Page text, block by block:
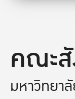
คณะ
มหาวิทยา